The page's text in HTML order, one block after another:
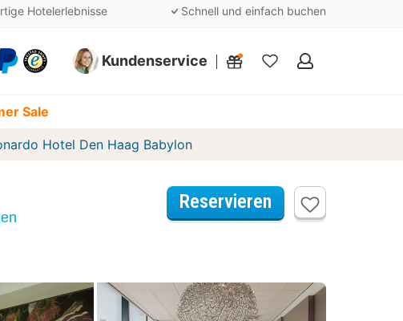
Hotelerlebnisse Schnell und einfach buchen
Kundenservice
Meine
Sale
Hotel Den Haag Babylon
Reservieren